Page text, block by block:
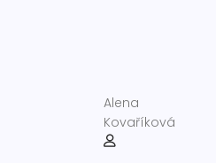
Alena
Kovaříková